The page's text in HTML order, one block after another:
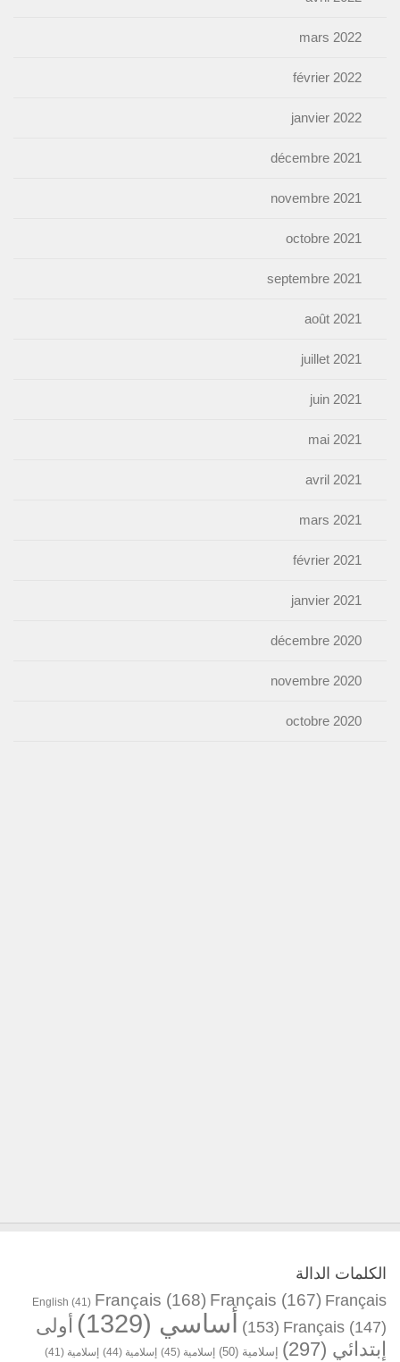
mars 2022
février 2022
janvier 2022
décembre 2021
novembre 2021
octobre 2021
septembre 2021
août 2021
juillet 2021
juin 2021
mai 2021
avril 2021
mars 2021
février 2021
janvier 2021
décembre 2020
novembre 2020
octobre 2020
الكلمات الدالة
English (41) Français (168) Français (167) Français
(153) Français (147) أساسي (1329)
أولى
إبتدائي (297) إسلامية (50) إسلامية (45) إسلامية (44) إسلامية (41)